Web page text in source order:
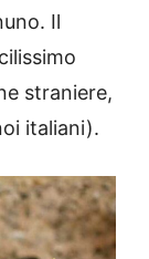
Il
straniere,
italiani).